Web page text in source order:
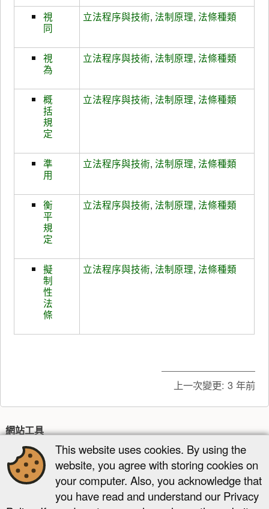
視
同
立法程序與技術,法制原理,法條種類
視
為
立法程序與技術,法制原理,法條種類
概
括
規
定
立法程序與技術,法制原理,法條種類
準
用
立法程序與技術,法制原理,法條種類
衡
平
規
定
立法程序與技術,法制原理,法條種類
擬
制
性
法
條
立法程序與技術,法制原理,法條種類
上一次變更: 3 年前
網站工具
最近更新 多媒體管理器 網站地圖
頁面工具
舊版 反向連結 回到頁頂
This website uses cookies. By using the
website, you agree with storing cookies on
your computer. Also, you acknowledge that
you have read and understand our Privacy